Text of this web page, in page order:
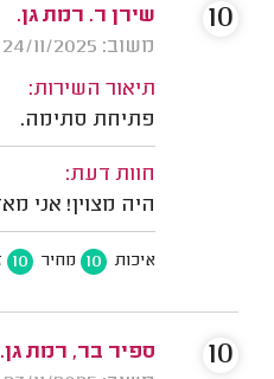
שירן ר. רמת גן.
משוב: 24/11/2025
תיאור השירות:
פתיחת סתימה.
חוות דעת:
היה מצוין! אני
איכות 10 מחיר 10
10
ספיר בר, רמת גן.
10